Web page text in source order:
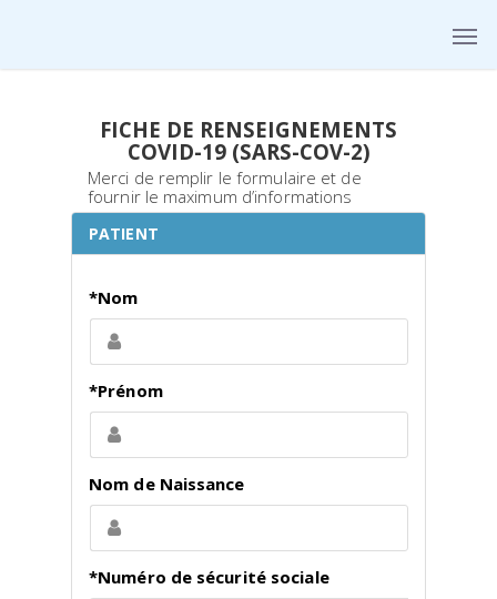
FICHE DE RENSEIGNEMENTS
COVID-19 (SARS-COV-2)
Merci de remplir le formulaire et de
fournir le maximum d’informations
PATIENT
*Nom
*Prénom
Nom de Naissance
*Numéro de sécurité sociale